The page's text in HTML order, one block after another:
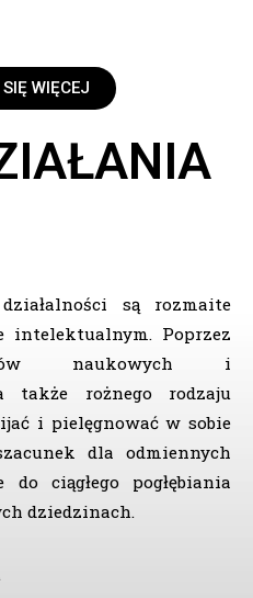
WIĘCEJ
są rozmaite
intelektualnym. Poprzez
naukowych i
także rożnego rodzaju
i pielęgnować w sobie
dla odmiennych
do ciągłego pogłębiania
dziedzinach.